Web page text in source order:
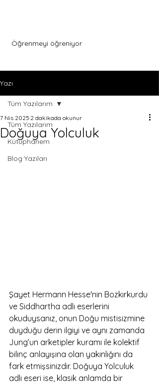
Öğrenmeyi öğreniyor
Yazı
Tüm Yazılarım
Kütüphanem
Blog Yazıları
Tüm Yazılarım
Doğuya Yolculuk
7 Nis 2025 2 dakikada okunur
Şayet Hermann Hesse'nin Bozkırkurdu
ve Siddhartha adlı eserlerini
okuduysanız, onun Doğu mistisizmine
duyduğu derin ilgiyi ve aynı zamanda
Jung’un arketipler kuramı ile kolektif
bilinç anlayışına olan yakınlığını da
fark etmişsinizdir. Doğuya Yolculuk
adlı eseri ise, klasik anlamda bir